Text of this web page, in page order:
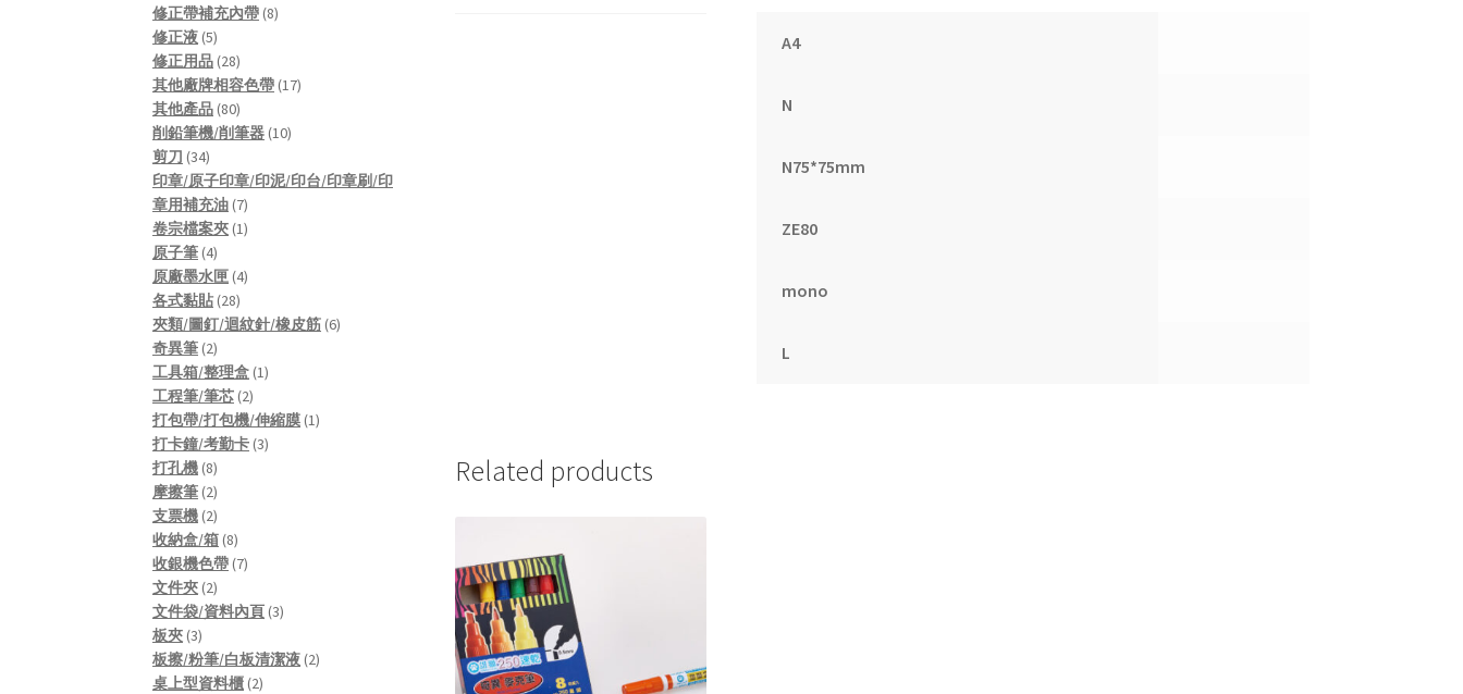
A4
N
N75*75mm
ZE80
mono
L
Related products
products
修正帶補充內帶 88
修正液 55
products
修正用品 2828
products
其他廠牌相容色帶 1717
其他產品 8080
products
削鉛筆機/削筆器 1010
剪刀 3434
products
印章/原子印章/印泥/印台/印章刷/印
章用補充油 77
products
卷宗檔案夾 11
原子筆 44
products
原廠墨水匣 44
各式黏貼 2828
products
夾類/圖釘/迴紋針/橡皮筋 66
奇異筆 22
products
工具箱/整理盒 11
工程筆/筆芯 22
products
打包帶/打包機/伸縮膜 11
打卡鐘/考勤卡 33
打孔機 88
products
摩擦筆 22
products
支票機 22
products
收納盒/箱 88
products
收銀機色帶 77
文件夾 22
products
文件袋/資料內頁 33
板夾 33
products
板擦/粉筆/白板清潔液 22
桌上型資料櫃 22